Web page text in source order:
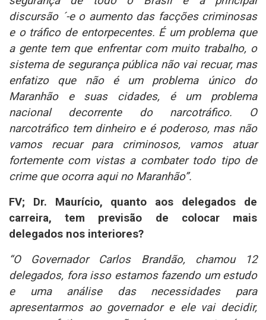
discursão ´-e o aumento das facções criminosas
e o tráfico de entorpecentes. É um problema que
a gente tem que enfrentar com muito trabalho, o
sistema de segurança pública não vai recuar, mas
enfatizo que não é um problema único do
Maranhão e suas cidades, é um problema
nacional decorrente do narcotráfico. O
narcotráfico tem dinheiro e é poderoso, mas não
vamos recuar para criminosos, vamos atuar
fortemente com vistas a combater todo tipo de
crime que ocorra aqui no Maranhão”.
FV; Dr. Maurício, quanto aos delegados de
carreira, tem previsão de colocar mais
delegados nos interiores?
“O Governador Carlos Brandão, chamou 12
delegados, fora isso estamos fazendo um estudo
e uma análise das necessidades para
apresentarmos ao governador e ele vai decidir,